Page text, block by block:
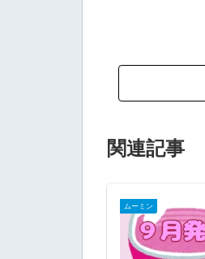
関連記事
ムーミン